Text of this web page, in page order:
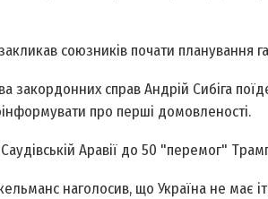
союзників почати планування
закордонних справ Андрій Сибіга
про перші домовленості.
Аравії до 50 "перемог"
наголосив, що Україна не має